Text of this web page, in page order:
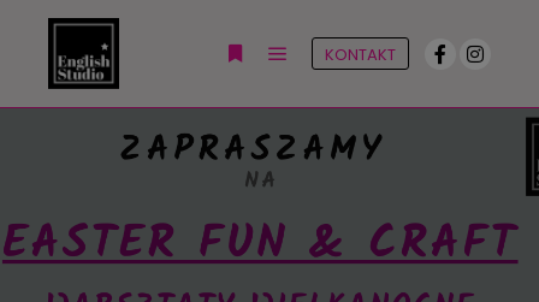
KONTAKT